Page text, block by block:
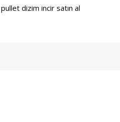
pullet dizim incir satın al